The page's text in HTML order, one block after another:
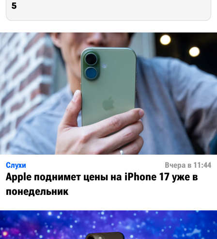
5
Слухи Вчера в 11:44
Apple поднимет цены на iPhone 17 уже в
понедельник